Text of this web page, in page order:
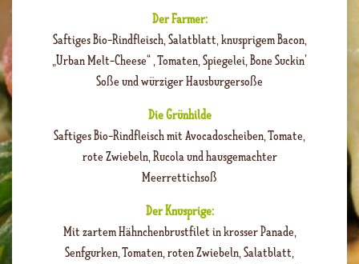
Der Farmer:
Saftiges Bio-Rindfleisch, Salatblatt, knusprigem Bacon,
„Urban Melt-Cheese“, Tomaten, Spiegelei, Bone Suckin’
Soße und würziger Hausburgersoße
Die Grünhilde
Saftiges Bio-Rindfleisch mit Avocadoscheiben, Tomate,
rote Zwiebeln, Rucola und hausgemachter
Meerrettichsoß
Der Knusprige:
Mit zartem Hähnchenbrustfilet in krosser Panade,
Senfgurken, Tomaten, roten Zwiebeln, Salatblatt,